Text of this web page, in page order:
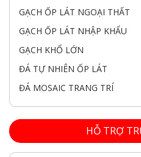
GẠCH ỐP LÁT NGOẠI THẤT
GẠCH ỐP LÁT NHẬP KHẨU
GẠCH KHỔ LỚN
ĐÁ TỰ NHIÊN ỐP LÁT
ĐÁ MOSAIC TRANG TRÍ
HỖ TRỢ